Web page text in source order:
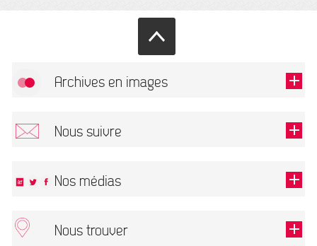
Archives en images
Nous suivre
This field is required.
Nos médias
Nous trouver